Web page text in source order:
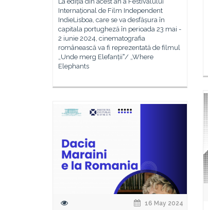
Internațional de Film Independent
IndieLisboa, care se va desfășura în
capitala portugheză în perioada 23 mai -
2 iunie 2024, cinematografia
românească va fi reprezentată de filmul
„Unde merg Elefanțiiˮ/ „Where
Elephants
16 May 2024